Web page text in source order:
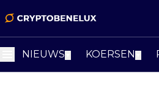
NIEUWS KOERSEN